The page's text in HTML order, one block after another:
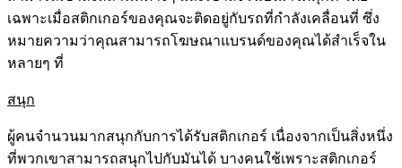
เฉพาะเมื่อสติกเกอร์ของคุณจะติดอยู่กับรถที่กำลังเคลื่อนที่ ซึ่ง
หมายความว่าคุณสามารถโฆษณาแบรนด์ของคุณได้สำเร็จใน
หลายๆ ที่
สนุก
ผู้คนจำนวนมากสนุกกับการได้รับสติกเกอร์ เนื่องจากเป็นสิ่งหนึ่ง
ที่พวกเขาสามารถสนุกไปกับมันได้ บางคนใช้เพราะสติกเกอร์